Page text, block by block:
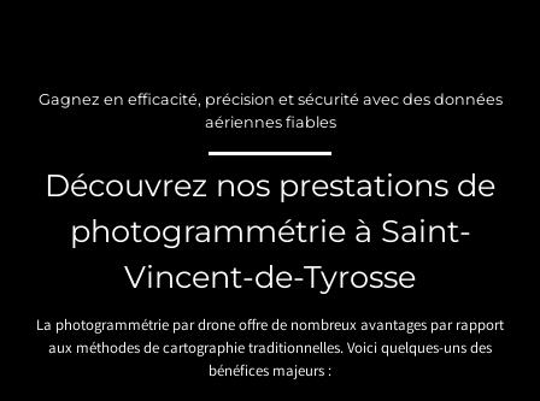
Gagnez en efficacité, précision et sécurité avec des données
aériennes fiables
Découvrez nos prestations de
photogrammétrie à Saint-
Vincent-de-Tyrosse
La photogrammétrie par drone offre de nombreux avantages par rapport
aux méthodes de cartographie traditionnelles. Voici quelques-uns des
bénéfices majeurs :